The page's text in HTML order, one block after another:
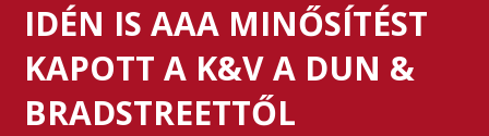
IDÉN IS AAA MINŐSÍTÉST
KAPOTT A K&V A DUN &
BRADSTREETTŐL